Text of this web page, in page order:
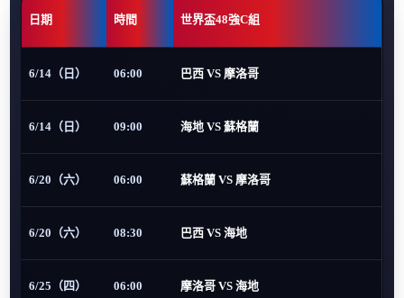
日期 時間 世界盃48強C組
6/14（日） 06:00 巴西 VS 摩洛哥
6/14（日） 09:00 海地 VS 蘇格蘭
6/20（六） 06:00 蘇格蘭 VS 摩洛哥
6/20（六） 08:30 巴西 VS 海地
6/25（四） 06:00 摩洛哥 VS 海地